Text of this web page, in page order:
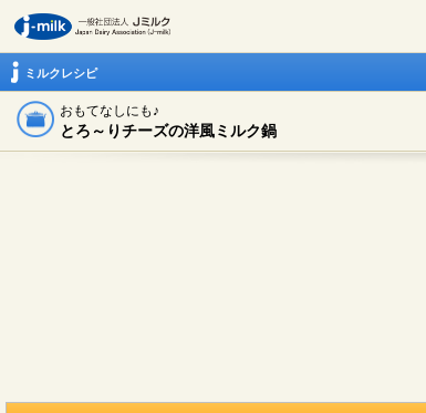
ミルクレシピ
おもてなしにも♪
とろ～りチーズの洋風ミルク鍋